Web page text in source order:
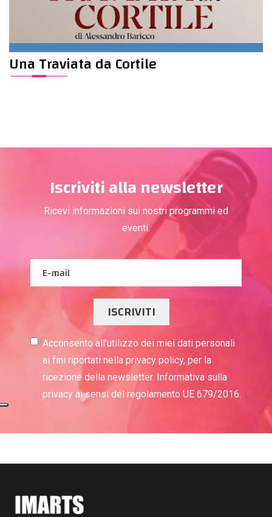
Una Traviata da Cortile
Iscriviti alla newsletter
Ricevi informazioni sui nostri programmi ed
eventi.
ISCRIVITI
Acconsento all’utilizzo dei miei dati personali
ai fini riportati nella privacy policy, per la
ricezione della newsletter. Informativa sulla
privacy ai sensi del regolamento UE 679/2016.